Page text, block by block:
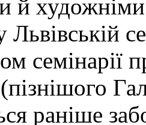
й
семінарії
раніше